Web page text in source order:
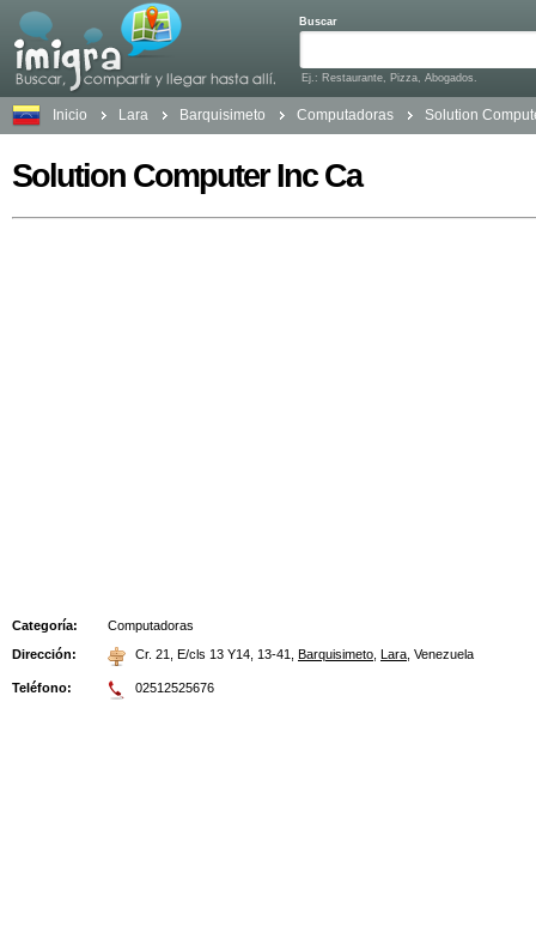
Buscar
Ej.: Restaurante, Pizza, Abogados.
Inicio Lara Barquisimeto Computadoras Solution
Solution Computer Inc Ca
Categoría:
Computadoras
Dirección:
Cr. 21, E/cls 13 Y14, 13-41 Barquisimeto Lara Venezuela
Teléfono: 02512525676